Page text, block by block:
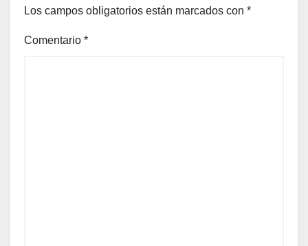
Los campos obligatorios están marcados con *
Comentario *